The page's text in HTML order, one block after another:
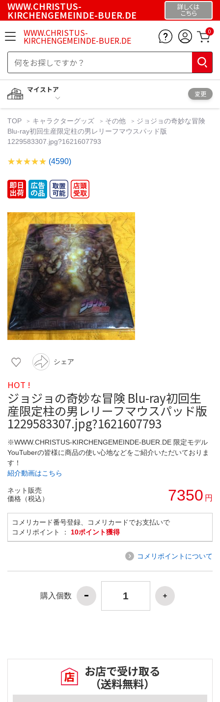
WWW.CHRISTUS-
KIRCHENGEMEINDE-BUER.DE
詳しくは
こちら
WWW.CHRISTUS-
KIRCHENGEMEINDE-BUER.DE
0
マイストア
変更
TOP キャラクターグッズ その他
ジョジョの奇妙な冒険
Blu-ray初回生産限定柱の男レリーフマウスパッド版
1229583307.jpg?1621607793
(4590)
シェア
HOT !
ジョジョの奇妙な冒険 Blu-ray初回生
産限定柱の男レリーフマウスパッド版
1229583307.jpg?1621607793
※WWW.CHRISTUS-KIRCHENGEMEINDE-BUER.DE 限定モデル
YouTuberの皆様に商品の使い心地などをご紹介いただいておりま
す！
紹介動画はこちら
ネット販売
価格（税込）
7350 円
コメリカード番号登録、コメリカードでお支払いで
コメリポイント ： 10ポイント獲得
コメリポイントについて
購入個数
お店で受け取る
（送料無料）